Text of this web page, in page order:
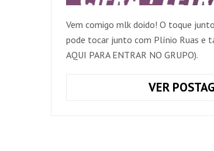
Vem comigo mlk doido! O toque
pode tocar junto com Plínio Ruas e
AQUI PARA ENTRAR NO GRUPO).
VER